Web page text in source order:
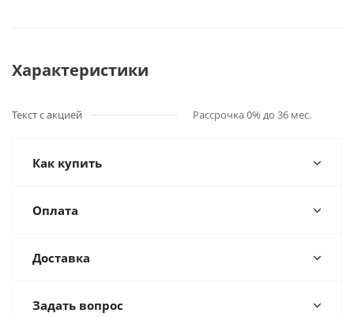
Характеристики
Текст с акцией Рассрочка 0% до 36 мес.
Как купить
Оплата
Доставка
Задать вопрос